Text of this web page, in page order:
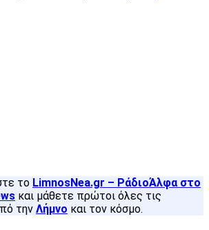
το LimnosNea.gr – ΡάδιοΆλφα στο
και μάθετε πρώτοι όλες τις
την Λήμνο και τον κόσμο.